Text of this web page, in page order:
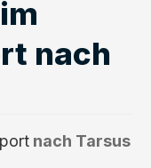
nach
nach Tarsus